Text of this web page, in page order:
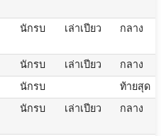
นักรบ เล่าเปียว กลาง
นักรบ เล่าเปียว
กลาง
นักรบ
ท้ายสุด
นักรบ เล่าเปียว กลาง